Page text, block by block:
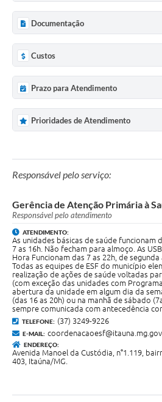
* Administração de
* Realização de procedimentos de
* Coleta de exames e realização
* Acompanhamento de
idosos.
* Ações de promoções da saúde
* Encaminhamentos para outros
Atenção à Saúde, quando
Documentação
Custos
Prazo para Atendimento
Prioridades de Atendimento
Responsável pelo serviço:
Gerência de Atenção Primária à
Responsável pelo atendimento
ATENDIMENTO:
As unidades básicas de saúde funcionam
7 as 16h. Não fecham para almoço. As
Hora Funcionam das 7 as 22h, de segunda
Todas as equipes de ESF do município
realização de ações de saúde voltadas
(com exceção das unidades com
abertura da unidade em algum dia da
(das 16 as 20h) ou na manhã de sábado
sempre comunicada com antecedência
TELEFONE: (37) 3249-9226
E-MAIL:
ENDEREÇO:
Avenida Manoel da Custódia, n°1.119,
403, Itaúna/MG.